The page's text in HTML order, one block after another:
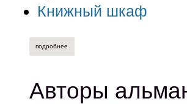
Книжный шкаф
подробнее
Авторы